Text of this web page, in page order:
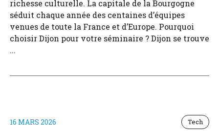
richesse culturelle. La capitale de la Bourgogne
séduit chaque année des centaines d’équipes
venues de toute la France et d’Europe. Pourquoi
choisir Dijon pour votre séminaire ? Dijon se trouve
...
16 MARS 2026 Tech